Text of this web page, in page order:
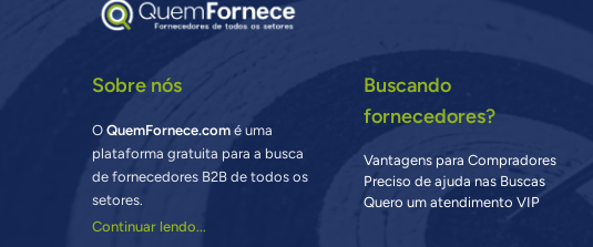
Sobre nós
OQuemFornece.com é uma
plataforma gratuita para a busca
de fornecedores B2B de todos os
setores.
Continuar lendo...
Buscando
fornecedores?
Vantagens para Compradores
Preciso de ajuda nas Buscas
Quero um atendimento VIP